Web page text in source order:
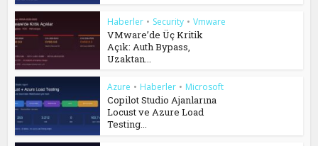
Haberler • Security • Vmware
VMware’de Üç Kritik
Açık: Auth Bypass,
Uzaktan...
Azure • Haberler • Microsoft
Copilot Studio Ajanlarına
Locust ve Azure Load
Testing...